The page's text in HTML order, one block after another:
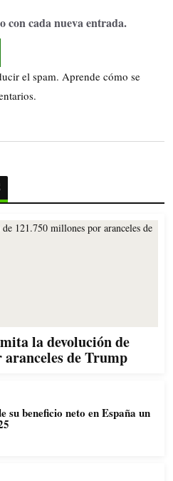
con cada nueva entrada.
el spam. Aprende cómo se
la devolución de
de Trump
su beneficio neto en España un